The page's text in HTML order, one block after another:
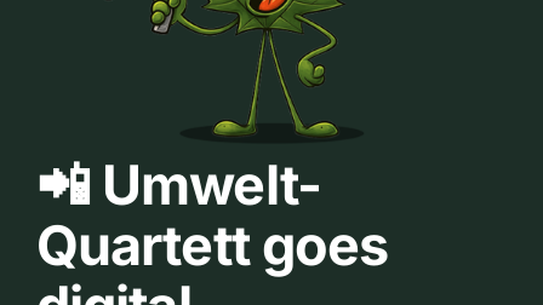
📲 Umwelt-
Quartett goes